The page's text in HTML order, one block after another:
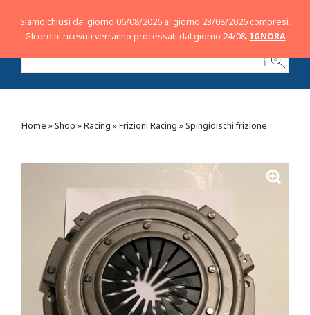
ℹ
Home »Shop »Racing »Frizioni Racing »Spingidischi frizione
Siamo chiusi dal giorno 06/08/2026 al giorno 23/08/2026 compresi.
Gli ordini ricevuti verranno processati dal giorno 24/08. IGNORA